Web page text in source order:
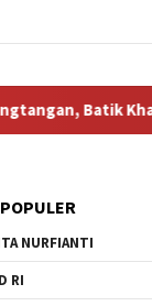
Papua, Produk
NURFIANTI
RI